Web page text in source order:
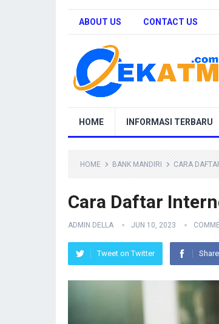
ABOUT US CONTACT US
HOME INFORMASI TERBARU
HOME BANK MANDIRI CARA
Cara Daftar
ADMIN DELLA JUN 10, 2023
Tweet on Twitter